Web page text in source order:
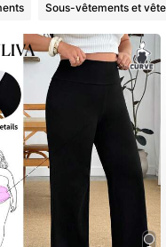
Sous-vêtements et